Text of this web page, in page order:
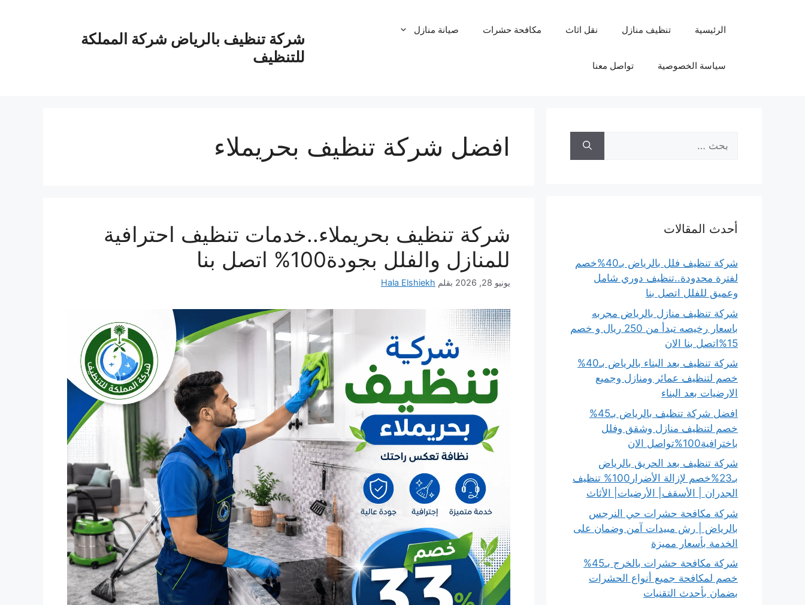
شركة تنظيف بالرياض شركة المملكة
للتنظيف
الرئيسية تنظيف منازل نقل اثاث مكافحة حشرات صيانة منازل
سياسة الخصوصية تواصل معنا
افضل شركة تنظيف بحريملاء
شركة تنظيف بحريملاء..خدمات تنظيف احترافية
للمنازل والفلل بجودة100% اتصل بنا
يونيو 28, 2026 بقلم Hala Elshiekh
عن:
أحدث المقالات
شركة تنظيف فلل بالرياض بـ40%خصم
لفترة محدودة..تنظيف دوري شامل
وعميق للفلل اتصل بنا
شركة تنظيف منازل بالرياض مجربه
باسعار رخيصه تبدأ من 250 ريال و خصم
15%اتصل بنا الان
شركة تنظيف بعد البناء بالرياض بـ40%
خصم لتنظيف عمائر ومنازل وجميع
الارضيات بعد البناء
افضل شركة تنظيف بالرياض بـ45%
خصم لتنظيف منازل وشقق وفلل
باخترافية100%تواصل الان
شركة تنظيف بعد الحريق بالرياض
بـ23%خصم لإزالة الأضرار100% تنظيف
الجدران | الأسقف| الأرضيات| الأثاث
شركة مكافحة حشرات حي النرجس
بالرياض | رش مبيدات آمن وضمان على
الخدمة بأسعار مميزة
شركة مكافحة حشرات بالخرج بـ45%
خصم لمكافحة جميع أنواع الحشرات
بضمان بأحدث التقنيات